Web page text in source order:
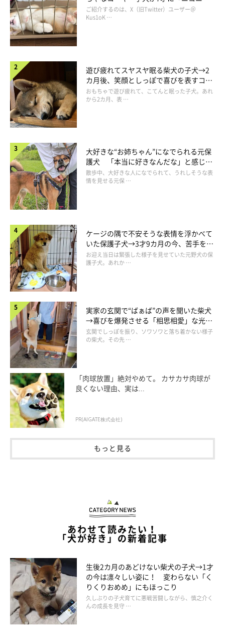
にっこりしているうめちゃん
＠chihuahua_ume
最後に、うめちゃんとの暮らしで「楽しい」と感じる瞬間につい
て伺うと、飼い主さんは次のようにお話ししてくれました。
飼い主さん：
「うめちゃんは朝起きてから夜寝るまで、色んな表情や感情を見
せてくれます。そんなうめちゃんと暮らしていると、すべての瞬
間が楽しく感じるんです。こうして毎日楽しく過ごして、うめち
ゃんに『この家族に出会えてよかった』と思ってほしいですね」
コ“コーギースマイル”が魅力のコに成
長！
ご紹介するのは、X（旧Twitter）ユーザー＠
Kus1oK …
遊び疲れてスヤスヤ眠る柴犬の子犬→2
カ月後、笑顔としっぽで喜びを表すコに
成長！
おもちゃで遊び疲れて、こてんと眠った子犬。あれ
から2カ月、表 …
大好きな“お姉ちゃん”になでられる元保
護犬 「本当に好きなんだな」と感じる
表情にほっこり
散歩中、大好きな人になでられて、うれしそうな表
情を見せる元保 …
ケージの隅で不安そうな表情を浮かべて
いた保護子犬→3才9カ月の今、苦手を克
服し頼もしいコに成長！
お迎え当日は緊張した様子を見せていた元野犬の保
護子犬。あれか …
実家の玄関で“ばぁば”の声を聞いた柴犬
→喜びを爆発させる「相思相愛」な光景
にほっこり
玄関でしっぽを振り、ソワソワと落ち着かない様子
の柴犬。その先 …
「肉球放置」絶対やめて。 カサカサ肉球が
良くない理由、実は...
PR(AIGATE株式会社)
もっと見る
あわせて読みたい！
「犬が好き」の新着記事
生後2カ月のあどけない柴犬の子犬→1才
の今は凛々しい姿に！ 変わらない「く
りくりおめめ」にもほっこり
久しぶりの子犬育てに悪戦苦闘しながら、慎之介く
んの成長を見守 …